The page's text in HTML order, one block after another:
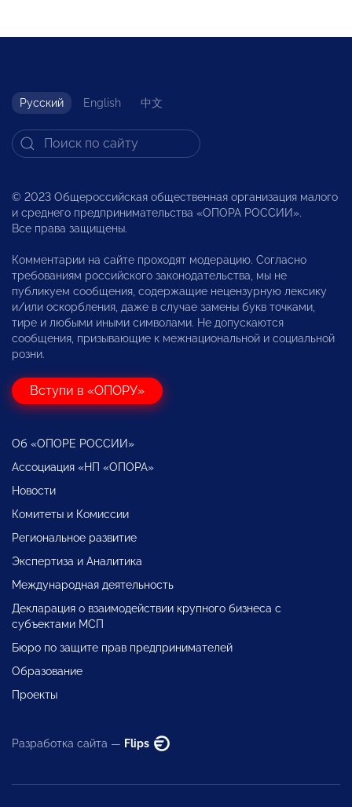
Русский English 中文
© 2023 Общероссийская общественная организация малого
и среднего предпринимательства «ОПОРА РОССИИ».
Все права защищены.
Комментарии на сайте проходят модерацию. Согласно
требованиям российского законодательства, мы не
публикуем сообщения, содержащие нецензурную лексику
и/или оскорбления, даже в случае замены букв точками,
тире и любыми иными символами. Не допускаются
сообщения, призывающие к межнациональной и социальной
розни.
Вступи в «ОПОРУ»
Об «ОПОРЕ РОССИИ»
Ассоциация «НП «ОПОРА»
Новости
Комитеты и Комиссии
Региональное развитие
Экспертиза и Аналитика
Международная деятельность
Декларация о взаимодействии крупного бизнеса с
субъектами МСП
Бюро по защите прав предпринимателей
Образование
Проекты
Разработка сайта — Flips